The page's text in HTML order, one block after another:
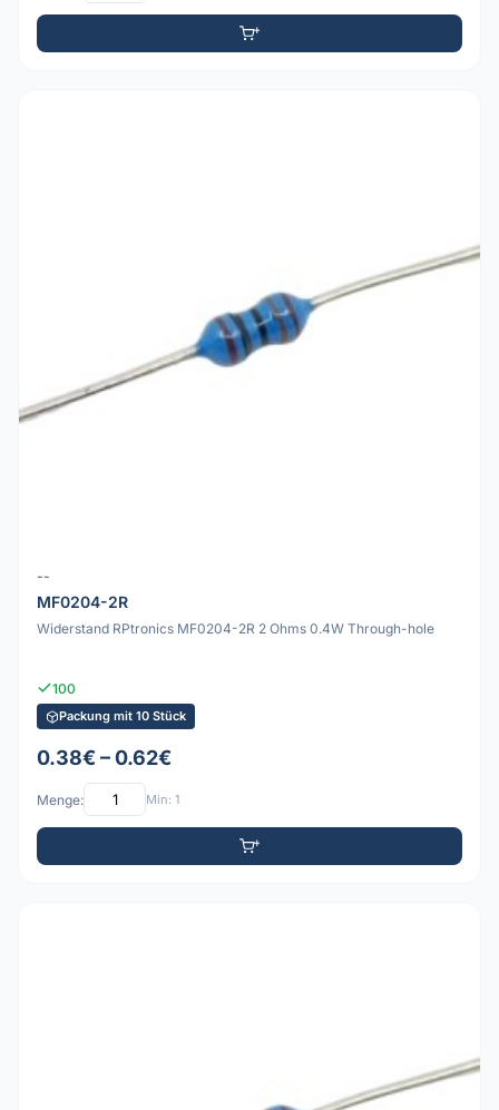
--
MF0204-2R
Widerstand RPtronics MF0204-2R 2 Ohms 0.4W Through-hole
100
Packung mit 10 Stück
0.38€ – 0.62€
Menge: Min: 1